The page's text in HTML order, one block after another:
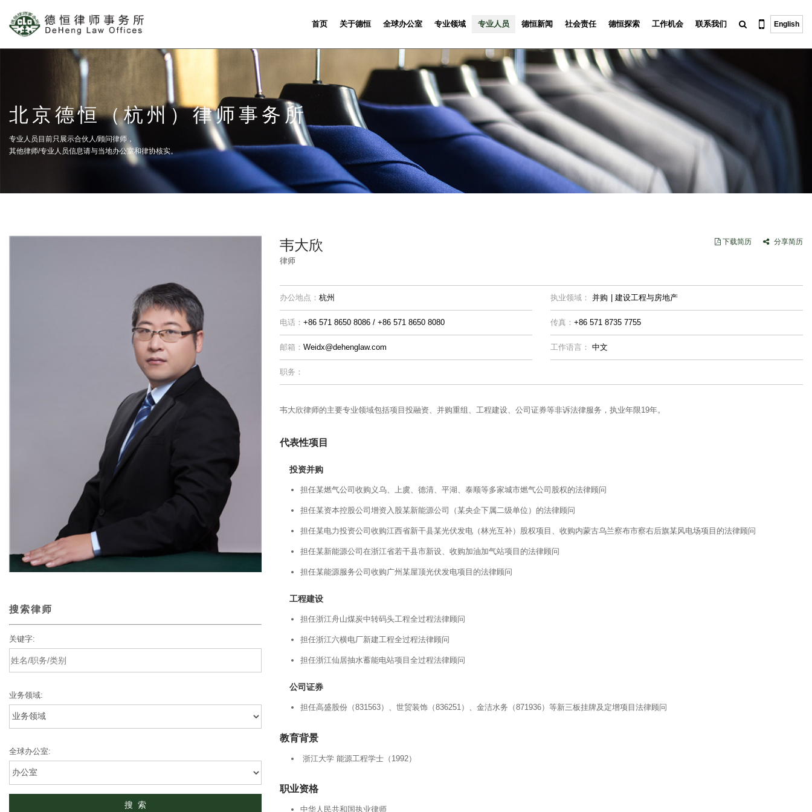
首页 关于德恒 全球办公室 专业领域 专业人员 德恒新闻 社会责任 德恒探索 工作机会 联系我们 English
北京德恒（杭州）律师事务所
专业人员目前只展示合伙人/顾问律师，
其他律师/专业人员信息请与当地办公室和律协核实。
搜索律师
关键字:
业务领域:
全球办公室:
韦大欣
律师
下载简历 分享简历
办公地点： 杭州 执业领域： 并购 建设工程与房地产
电话： +86 571 8650 8086 / +86 571 8650 8080 传真： +86 571 8735 7755
邮箱： Weidx@dehenglaw.com 工作语言： 中文
职务：
韦大欣律师的主要专业领域包括项目投融资、并购重组、工程建设、公司证券等非诉法律服务，执业年限19年。
代表性项目
投资并购
担任某燃气公司收购义乌、上虞、德清、平湖、泰顺等多家城市燃气公司股权的法律顾问
担任某资本控股公司增资入股某新能源公司（某央企下属二级单位）的法律顾问
担任某电力投资公司收购江西省新干县某光伏发电（林光互补）股权项目、收购内蒙古乌兰察布市察右后旗某风电场项目的法律顾问
担任某新能源公司在浙江省若干县市新设、收购加油加气站项目的法律顾问
担任某能源服务公司收购广州某屋顶光伏发电项目的法律顾问
工程建设
担任浙江舟山煤炭中转码头工程全过程法律顾问
担任浙江六横电厂新建工程全过程法律顾问
担任浙江仙居抽水蓄能电站项目全过程法律顾问
公司证券
担任高盛股份（831563）、世贸装饰（836251）、金洁水务（871936）等新三板挂牌及定增项目法律顾问
教育背景
浙江大学 能源工程学士（1992）
职业资格
中华人民共和国执业律师